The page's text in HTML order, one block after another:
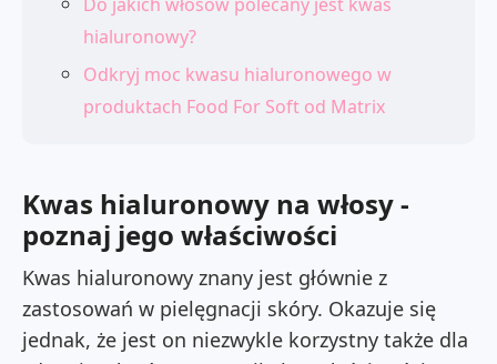
hialuronowy?
Odkryj moc kwasu hialuronowego w
produktach Food For Soft od Matrix
Kwas hialuronowy na włosy -
poznaj jego właściwości
Kwas hialuronowy znany jest głównie z
zastosowań w pielęgnacji skóry. Okazuje się
jednak, że jest on niezwykle korzystny także dla